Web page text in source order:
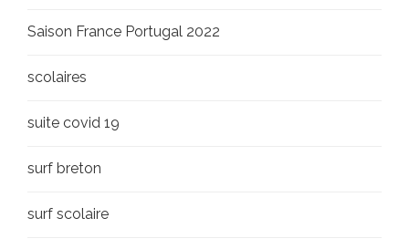
Saison France Portugal 2022
scolaires
suite covid 19
surf breton
surf scolaire